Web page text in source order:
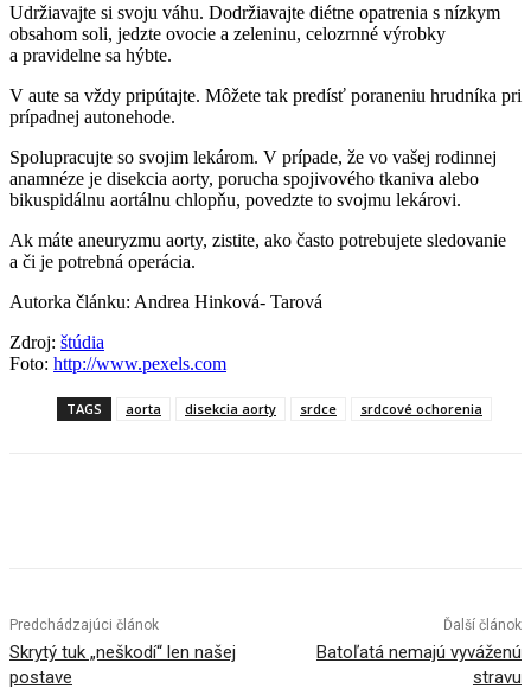
Udržiavajte si svoju váhu. Dodržiavajte diétne opatrenia s nízkym
obsahom soli, jedzte ovocie a zeleninu, celozrnné výrobky
a pravidelne sa hýbte.
V aute sa vždy pripútajte. Môžete tak predísť poraneniu hrudníka pri
prípadnej autonehode.
Spolupracujte so svojim lekárom. V prípade, že vo vašej rodinnej
anamnéze je disekcia aorty, porucha spojivového tkaniva alebo
bikuspidálnu aortálnu chlopňu, povedzte to svojmu lekárovi.
Ak máte aneuryzmu aorty, zistite, ako často potrebujete sledovanie
a či je potrebná operácia.
Autorka článku: Andrea Hinková- Tarová
Zdroj: štúdia
Foto: http://www.pexels.com
TAGS aorta disekcia aorty srdce srdcové ochorenia
Predchádzajúci článok
Skrytý tuk „neškodí“ len našej
postave
Ďalší článok
Batoľatá nemajú vyváženú
stravu